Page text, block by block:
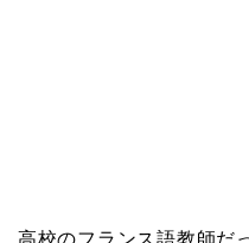
高校のフランス語教師だ